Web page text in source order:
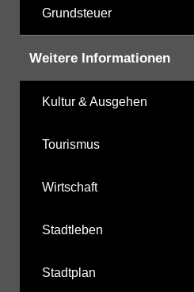
Grundsteuer
Weitere Informationen
Kultur & Ausgehen
Tourismus
Wirtschaft
Stadtleben
Stadtplan